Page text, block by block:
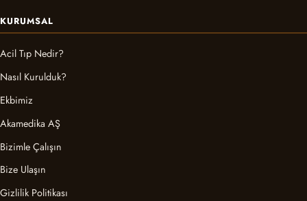
KURUMSAL
Acil Tıp Nedir?
Nasıl Kurulduk?
Ekbimiz
Akamedika AŞ
Bizimle Çalışın
Bize Ulaşın
Gizlilik Politikası